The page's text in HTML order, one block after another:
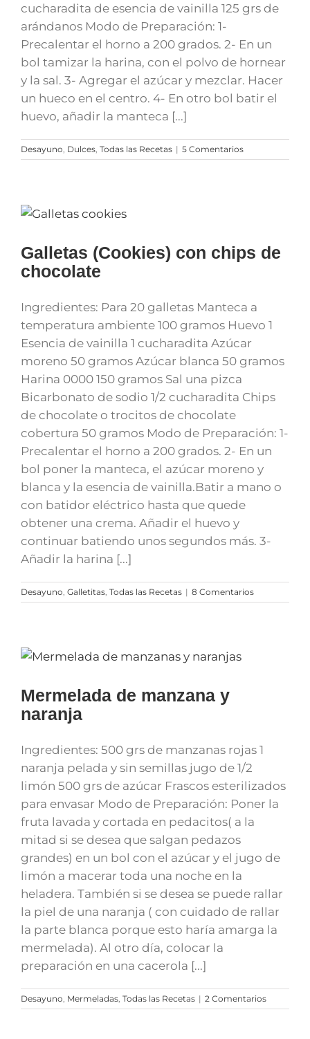
cucharadita de esencia de vainilla 125 grs de
arándanos Modo de Preparación: 1-
Precalentar el horno a 200 grados. 2- En un
bol tamizar la harina, con el polvo de hornear
y la sal. 3- Agregar el azúcar y mezclar. Hacer
un hueco en el centro. 4- En otro bol batir el
huevo, añadir la manteca [...]
Desayuno Dulces Todas las Recetas | 5 Comentarios
Galletas (Cookies) con chips de
chocolate
Ingredientes: Para 20 galletas Manteca a
temperatura ambiente 100 gramos Huevo 1
Esencia de vainilla 1 cucharadita Azúcar
moreno 50 gramos Azúcar blanca 50 gramos
Harina 0000 150 gramos Sal una pizca
Bicarbonato de sodio 1/2 cucharadita Chips
de chocolate o trocitos de chocolate
cobertura 50 gramos Modo de Preparación: 1-
Precalentar el horno a 200 grados. 2- En un
bol poner la manteca, el azúcar moreno y
blanca y la esencia de vainilla.Batir a mano o
con batidor eléctrico hasta que quede
obtener una crema. Añadir el huevo y
continuar batiendo unos segundos más. 3-
Añadir la harina [...]
Desayuno Galletitas Todas las Recetas | 8 Comentarios
Mermelada de manzana y
naranja
Ingredientes: 500 grs de manzanas rojas 1
naranja pelada y sin semillas jugo de 1/2
limón 500 grs de azúcar Frascos esterilizados
para envasar Modo de Preparación: Poner la
fruta lavada y cortada en pedacitos( a la
mitad si se desea que salgan pedazos
grandes) en un bol con el azúcar y el jugo de
limón a macerar toda una noche en la
heladera. También si se desea se puede rallar
la piel de una naranja ( con cuidado de rallar
la parte blanca porque esto haría amarga la
mermelada). Al otro día, colocar la
preparación en una cacerola [...]
Desayuno Mermeladas Todas las Recetas | 2 Comentarios